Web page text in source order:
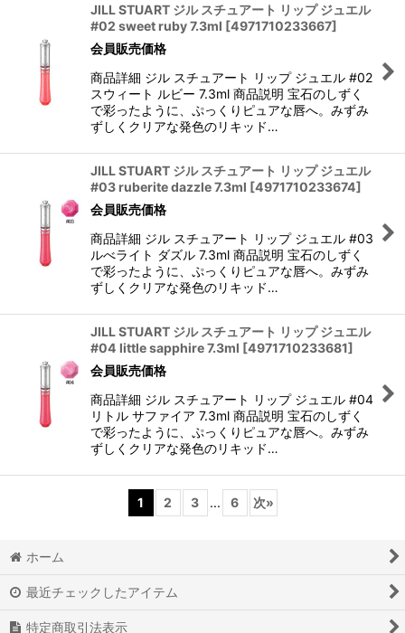
JILL STUART ジル スチュアート リップ ジュエル
#02 sweet ruby 7.3ml [4971710233667]
会員販売価格
商品詳細 ジル スチュアート リップ ジュエル #02
スウィート ルビー 7.3ml 商品説明 宝石のしずく
で彩ったように、ぷっくりピュアな唇へ。みずみ
ずしくクリアな発色のリキッド…
JILL STUART ジル スチュアート リップ ジュエル
#03 ruberite dazzle 7.3ml [4971710233674]
会員販売価格
商品詳細 ジル スチュアート リップ ジュエル #03
ルべライト ダズル 7.3ml 商品説明 宝石のしずく
で彩ったように、ぷっくりピュアな唇へ。みずみ
ずしくクリアな発色のリキッド…
JILL STUART ジル スチュアート リップ ジュエル
#04 little sapphire 7.3ml [4971710233681]
会員販売価格
商品詳細 ジル スチュアート リップ ジュエル #04
リトル サファイア 7.3ml 商品説明 宝石のしずく
で彩ったように、ぷっくりピュアな唇へ。みずみ
ずしくクリアな発色のリキッド…
1 2 3 ... 6 次»
ホーム
最近チェックしたアイテム
特定商取引法表示